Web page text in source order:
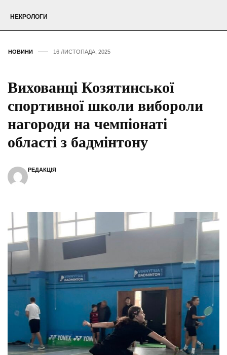
НЕКРОЛОГИ
НОВИНИ 16 ЛИСТОПАДА, 2025
Вихованці Козятинської
спортивної школи вибороли
нагороди на чемпіонаті
області з бадмінтону
РЕДАКЦІЯ